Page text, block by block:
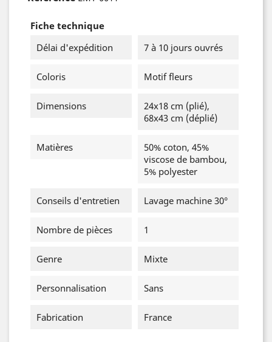
Fiche technique
Délai d'expédition
7 à 10 jours ouvrés
Coloris Motif fleurs
Dimensions
24x18 cm (plié),
68x43 cm (déplié)
Matières
50% coton, 45%
viscose de bambou,
5% polyester
Conseils d'entretien Lavage machine 30°
Nombre de pièces 1
Genre Mixte
Personnalisation Sans
Fabrication France